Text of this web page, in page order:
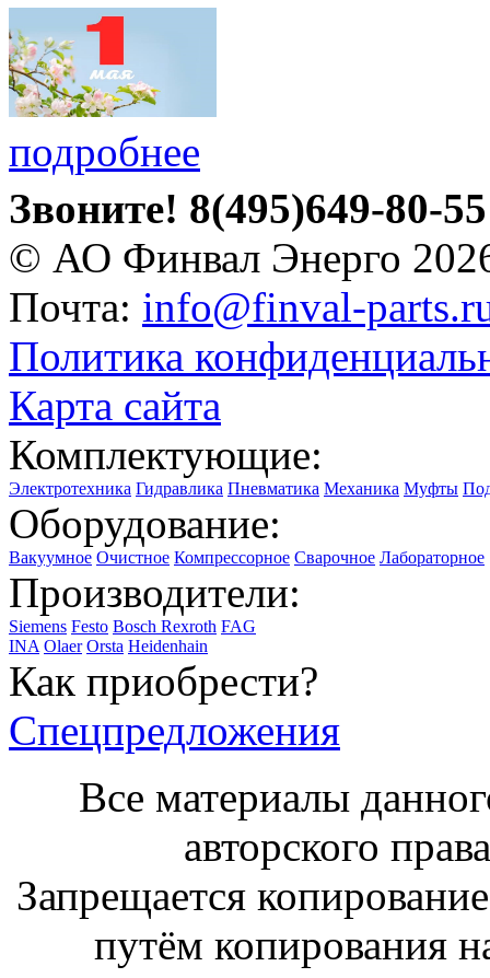
подробнее
Звоните! 8(495)649-80-55
© АО Финвал Энерго
Почта: info@finval-
Политика
Карта сайта
Комплектующие:
Электротехника Гидравлика Пневматика Механика Муфты
Оборудование:
Вакуумное Очистное Компрессорное Сварочное Лабораторное
Производители:
Siemens Festo Bosch Rexroth FAG
INA Olaer Orsta Heidenhain
Как приобрести?
Спецпредложения
Все материалы
авторского
Запрещается
путём копирования